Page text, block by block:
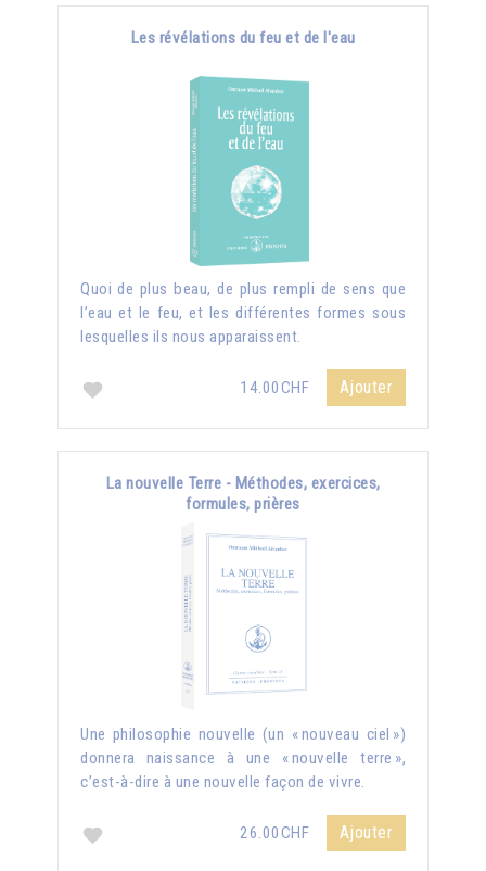
Les révélations du feu et de l'eau
Quoi de plus beau, de plus rempli de sens que
l’eau et le feu, et les différentes formes sous
lesquelles ils nous apparaissent.
14.00CHF Ajouter
La nouvelle Terre - Méthodes, exercices,
formules, prières
Une philosophie nouvelle (un « nouveau ciel »)
donnera naissance à une « nouvelle terre »,
c’est-à-dire à une nouvelle façon de vivre.
26.00CHF Ajouter